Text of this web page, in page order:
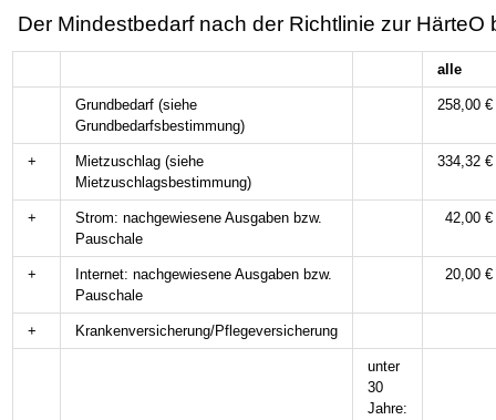
Der Mindestbedarf nach der Richtlinie zur HärteO
alle
Grundbedarf (siehe
Grundbedarfsbestimmung)
258,00 €
+
Mietzuschlag (siehe
Mietzuschlagsbestimmung)
334,32 €
+
Strom: nachgewiesene Ausgaben bzw.
Pauschale
42,00 €
+
Internet: nachgewiesene Ausgaben bzw.
Pauschale
20,00 €
+ Krankenversicherung/Pflegeversicherung
unter
30
Jahre: